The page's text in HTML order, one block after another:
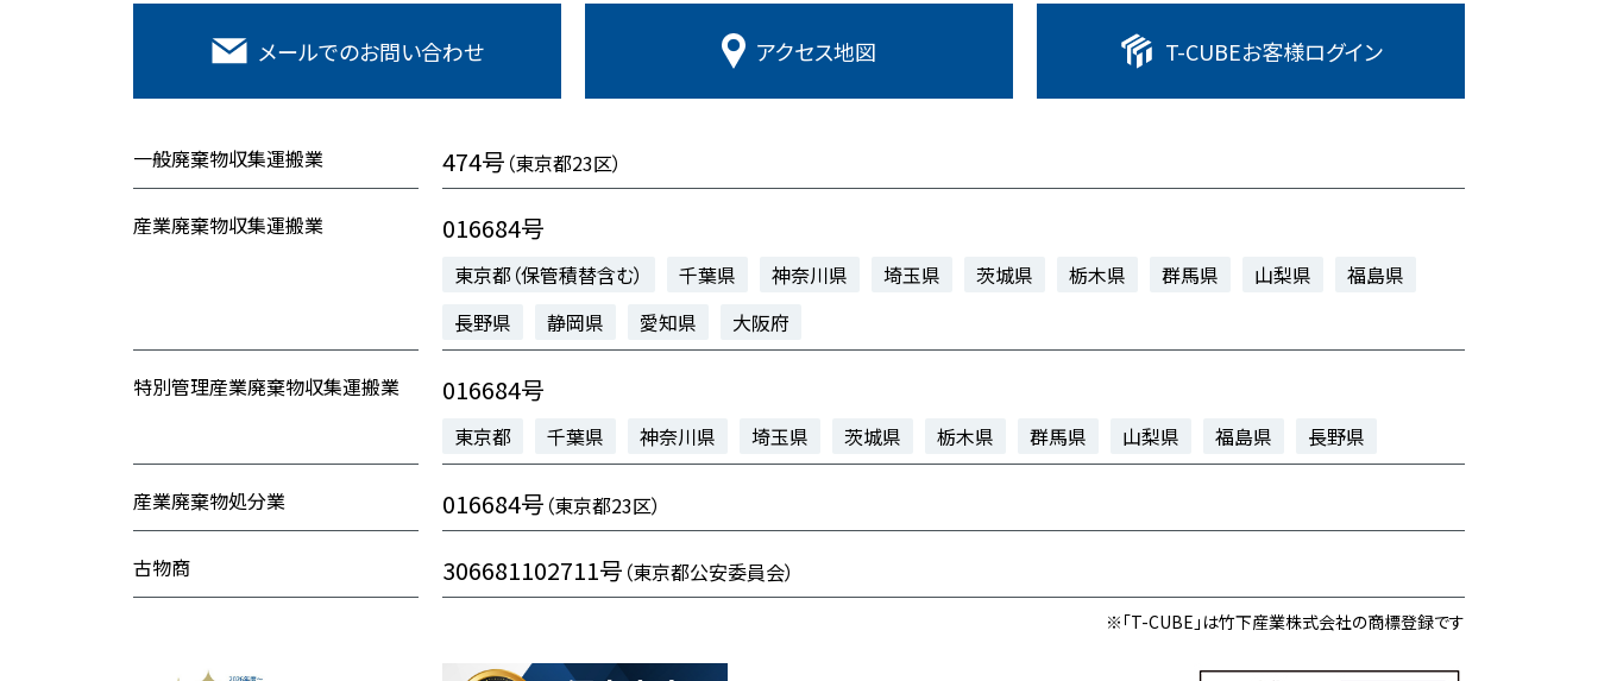
メールでのお問い合わせ アクセス地図 T-CUBEお客様ログイン
一般廃棄物収集運搬業 474号 （東京都23区）
産業廃棄物収集運搬業 016684号
東京都（保管積替含む） 千葉県 神奈川県 埼玉県 茨城県 栃木県 群馬県 山梨県
福島県
長野県
静岡県 愛知県 大阪府
特別管理産業廃棄物収集運搬業 016684号
東京都 千葉県 神奈川県 埼玉県 茨城県 栃木県 群馬県 山梨県 福島県 長野県
産業廃棄物処分業 016684号 （東京都23区）
古物商 306681102711号 （東京都公安委員会）
※「T-CUBE」は竹下産業株式会社の商標登録です